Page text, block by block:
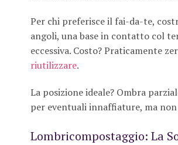
Per chi preferisce il fai-da-te,
angoli, una base in contatto col
eccessiva. Costo? Praticamente
riutilizzare.
La posizione ideale? Ombra
per eventuali innaffiature, ma
Lombricompostaggio: La